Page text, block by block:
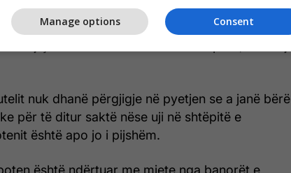
nuk e pijë dot, sepse i vjen era si ujë tualeti. Ato
para viteve 70, apo 65, unë ende s’kisha lindur.
vij çdo 10 ditë. Veturën e mbush plot”, shtoi një
nuk dhanë përgjigje në pyetjen se a janë bërë
për të ditur saktë nëse uji në shtëpitë e
është apo jo i pijshëm.
është ndërtuar me mjete nga banorët e
Consent
Manage options